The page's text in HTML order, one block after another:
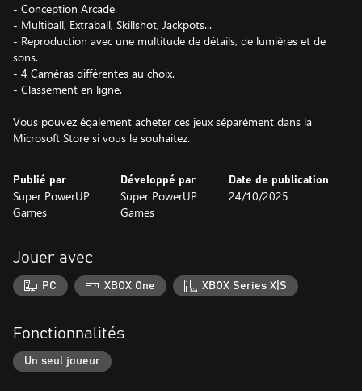
- Conception Arcade.
- Multiball, Extraball, Skillshot, Jackpots...
- Reproduction avec une multitude de détails, de lumières et de
sons.
- 4 Caméras différentes au choix.
- Classement en ligne.
Vous pouvez également acheter ces jeux séparément dans la
Microsoft Store si vous le souhaitez.
Publié par
Super PowerUP
Games
Développé par
Super PowerUP
Games
Date de publication
24/10/2025
Jouer avec
PC XBOX One XBOX Series X|S
Fonctionnalités
Un seul joueur